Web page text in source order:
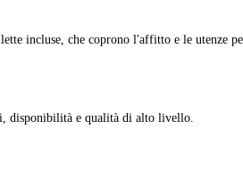
incluse, che coprono l'affitto e le utenze
disponibilità e qualità di alto livello.